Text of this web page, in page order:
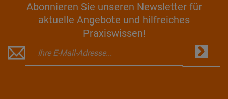
Abonnieren Sie unseren Newsletter für
aktuelle Angebote und hilfreiches
Praxiswissen!